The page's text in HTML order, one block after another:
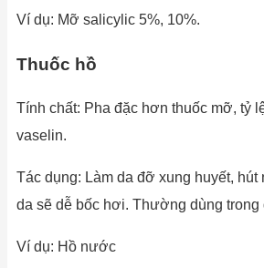
Ví dụ: Mỡ salicylic 5%, 10%.
Thuốc hồ
Tính chất: Pha đặc hơn thuốc mỡ, tỷ
vaselin.
Tác dụng: Làm da đỡ xung huyết, hút
da sẽ dễ bốc hơi. Thường dùng trong
Ví dụ: Hồ nước